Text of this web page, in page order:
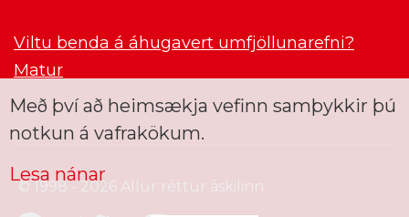
Viltu benda á áhugavert umfjöllunarefni?
Matur
© 1998 - 2026 Allur réttur áskilinn
Með því að heimsækja vefinn samþykkir þú
notkun á vafrakökum.
Lesa nánar